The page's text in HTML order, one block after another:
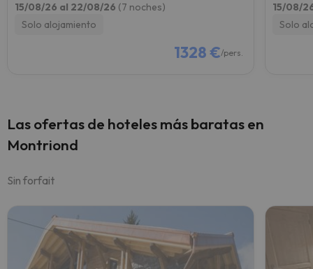
15/08/26 al 22/08/26 (7 noches)
Solo alojamiento
1328 €/pers.
15/08/
Solo
Las ofertas de hoteles más baratas en
Montriond
Sin forfait